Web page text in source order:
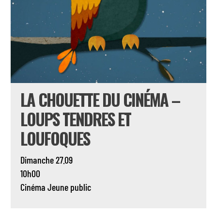
LA CHOUETTE DU CINÉMA –
LOUPS TENDRES ET
LOUFOQUES
Dimanche 27.09
10h00
Cinéma Jeune public